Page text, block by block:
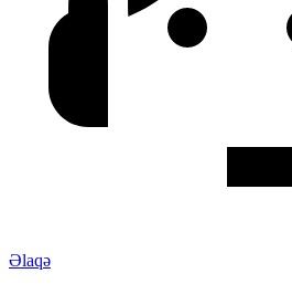
Əlaqə